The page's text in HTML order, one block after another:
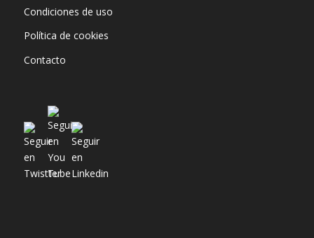
Condiciones de uso
Política de cookies
Contacto